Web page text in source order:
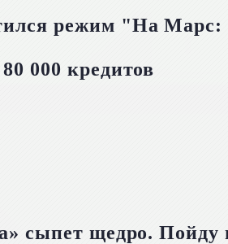
000 кредитов
сыпет щедро.